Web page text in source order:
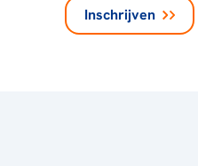
Inschrijven